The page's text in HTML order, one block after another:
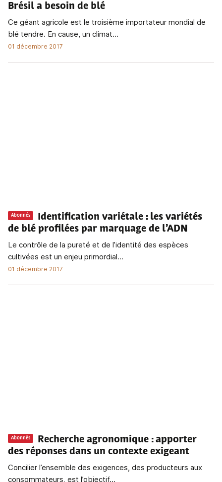
Brésil a besoin de blé
Ce géant agricole est le troisième importateur mondial de
blé tendre. En cause, un climat...
01 décembre 2017
Abonnés Identification variétale : les variétés
de blé profilées par marquage de l’ADN
Le contrôle de la pureté et de l’identité des espèces
cultivées est un enjeu primordial...
01 décembre 2017
Abonnés Recherche agronomique : apporter
des réponses dans un contexte exigeant
Concilier l’ensemble des exigences, des producteurs aux
consommateurs, est l’objectif...